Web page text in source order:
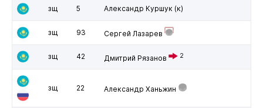
зщ 5 Александр Куршук (к)
зщ 93 Сергей Лазарев
зщ 42 Дмитрий Рязанов 2
зщ 22 Александр Ханьжин